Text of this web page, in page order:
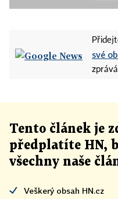
své
Tento článek je
předplatíte HN,
všechny naše
Veškerý obsah HN.cz